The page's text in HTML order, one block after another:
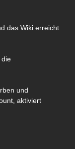
das Wiki erreicht
und
aktiviert